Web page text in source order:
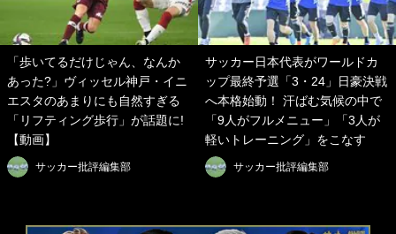
「歩いてるだけじゃん、なんか
あった?」ヴィッセル神戸・イニ
エスタのあまりにも自然すぎる
「リフティング歩行」が話題に!
【動画】
サッカー批評編集部
サッカー日本代表がワールドカ
ップ最終予選「3・24」日豪決戦
へ本格始動！ 汗ばむ気候の中で
「9人がフルメニュー」「3人が
軽いトレーニング」をこなす
サッカー批評編集部